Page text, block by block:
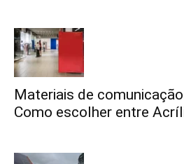
Materiais de
Como escolher entre